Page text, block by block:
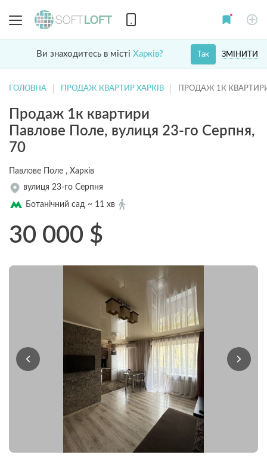
Ви знаходитесь в місті Харків? ЗМІНИТИ
Так
ГОЛОВНА ПРОДАЖ КВАРТИР ХАРКІВ ПРОДАЖ 1К
Продаж 1к квартири
Павлове Поле, вулиця 23-го Серпня,
70
Павлове Поле , Харків
вулиця 23-го Серпня
Ботанічний сад ~ 11 хв
30 000 $